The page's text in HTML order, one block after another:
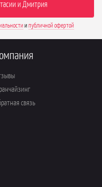
ипубличной офертой
связь